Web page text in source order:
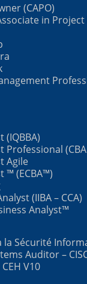
(CAPO)
in
(IQBBA)
Professional
Agile
™ (ECBA™)
(IIBA – CCA)
Analyst™
la Sécurité
Auditor –
V10